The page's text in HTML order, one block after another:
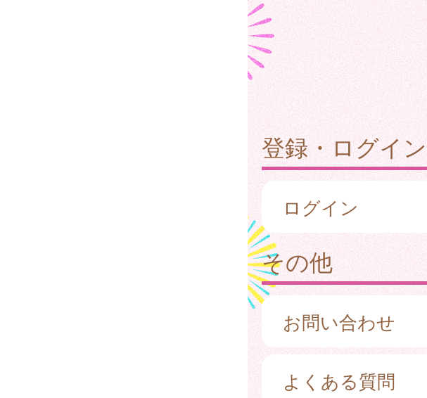
登録・ログイン
ログイン
その他
お問い合わせ
よくある質問